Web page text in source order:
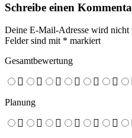
Schreibe einen
Deine E-Mail-Adresse wird nicht
Felder sind mit * markiert
Gesamtbewertung
Planung